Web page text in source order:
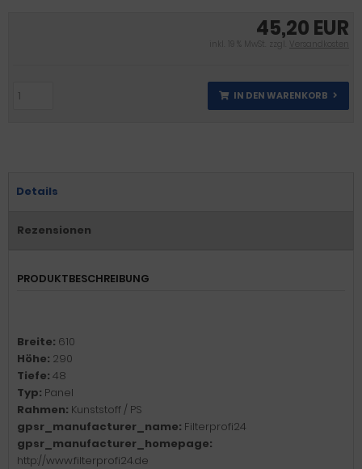
45,20 EUR
inkl. 19 % MwSt. zzgl. Versandkosten
IN DEN WARENKORB
Details
Rezensionen
PRODUKTBESCHREIBUNG
Breite: 610
Höhe: 290
Tiefe: 48
Typ: Panel
Rahmen: Kunststoff / PS
gpsr_manufacturer_name: Filterprofi24
gpsr_manufacturer_homepage:
http://www.filterprofi24.de